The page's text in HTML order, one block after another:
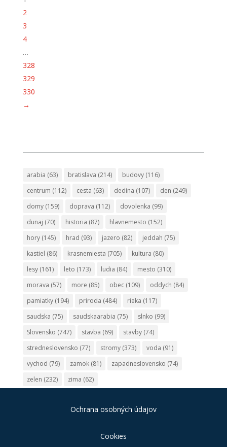
2
3
4
…
328
329
330
→
arabia (63) bratislava (214) budovy(116)
centrum (112) cesta (63) dedina (107) den (249)
domy(159) doprava (112) dovolenka (99)
dunaj (70) historia (87) hlavnemesto (152)
hory(145) hrad (93) jazero (82) jeddah (75)
kastiel (86) krasnemiesta (705) kultura (80)
lesy(161) leto (173) ludia (84) mesto (310)
morava (57) more (85) obec(109) oddych (84)
pamiatky(194) priroda (484) rieka (117)
saudska (75) saudskaarabia (75) slnko (99)
Slovensko (747) stavba (69) stavby(74)
stredneslovensko (77) stromy(373) voda (91)
vychod (79) zamok(81) zapadneslovensko (74)
zelen (232) zima (62)
Ochrana osobných údajov
Cookies